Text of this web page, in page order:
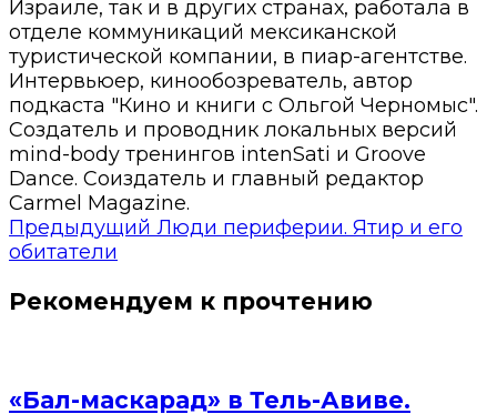
Израиле, так и в других странах, работала в
отделе коммуникаций мексиканской
туристической компании, в пиар-агентстве.
Интервьюер, кинообозреватель, автор
подкаста "Кино и книги с Ольгой Черномыс".
Создатель и проводник локальных версий
mind-body тренингов intenSati и Groove
Dance. Соиздатель и главный редактор
Carmel Magazine.
Предыдущий Люди периферии. Ятир и его
обитатели
Рекомендуем к прочтению
«Бал-маскарад» в Тель-Авиве.